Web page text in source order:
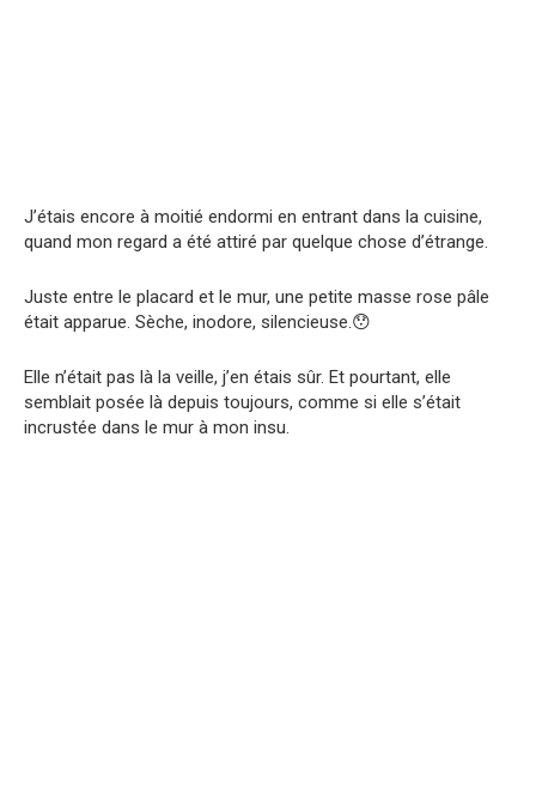
J’étais encore à moitié endormi en entrant dans la cuisine,
quand mon regard a été attiré par quelque chose d’étrange.
Juste entre le placard et le mur, une petite masse rose pâle
était apparue. Sèche, inodore, silencieuse.😯
Elle n’était pas là la veille, j’en étais sûr. Et pourtant, elle
semblait posée là depuis toujours, comme si elle s’était
incrustée dans le mur à mon insu.